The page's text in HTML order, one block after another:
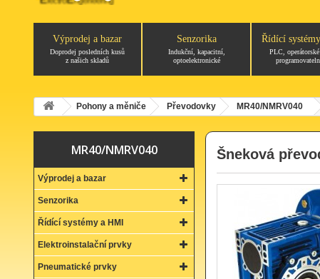
Výprodej a bazar
Doprodej posledních kusů
z našich skladů
Senzorika
Indukční, kapacitní,
optoelektronické
Řídící
PLC, operátorské
Pohony a měniče Převodovky MR40/NMRV040
MR40/NMRV040
Výprodej a bazar
Senzorika
Řídící systémy a HMI
Elektroinstalační prvky
Pneumatické prvky
Šneková